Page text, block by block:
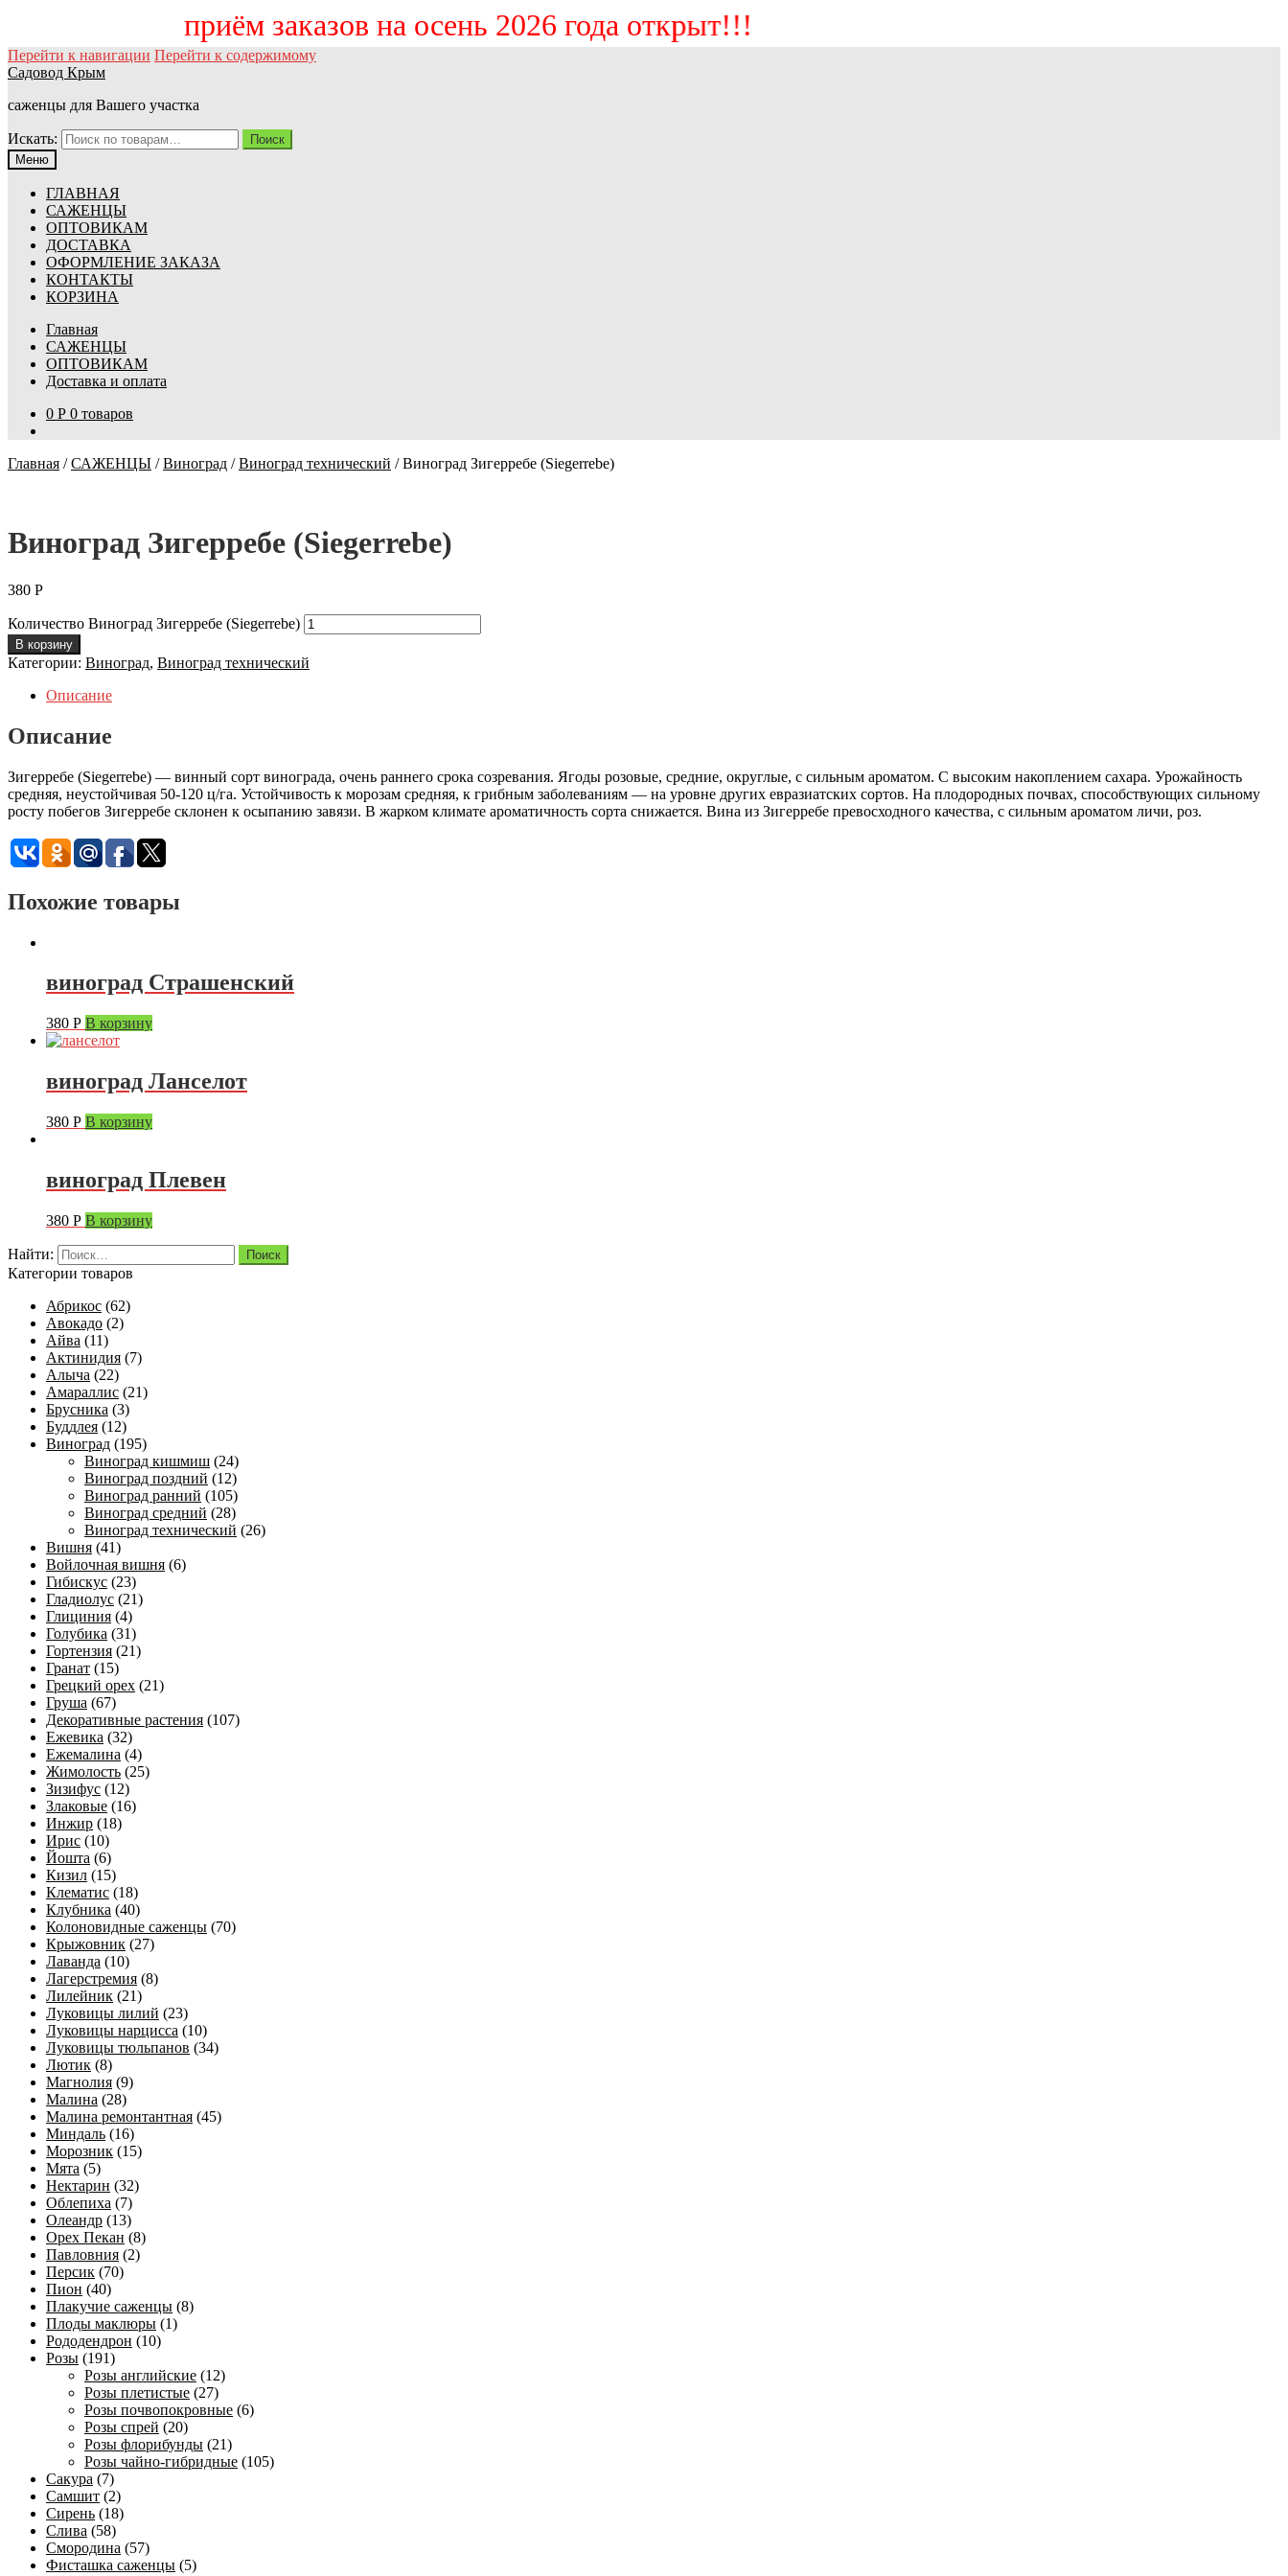
приём заказов на осень 2026 года открыт!!!
Перейти к навигации Перейти к содержимому
Садовод Крым
саженцы для Вашего участка
Искать:
Поиск
Меню
ГЛАВНАЯ
САЖЕНЦЫ
ОПТОВИКАМ
ДОСТАВКА
ОФОРМЛЕНИЕ ЗАКАЗА
КОНТАКТЫ
КОРЗИНА
Главная
САЖЕНЦЫ
ОПТОВИКАМ
Доставка и оплата
0 Р 0 товаров
Главная /САЖЕНЦЫ /Виноград /Виноград технический /Виноград Зигерребе (Siegerrebe)
Виноград Зигерребе (Siegerrebe)
380 Р
Количество Виноград Зигерребе (Siegerrebe)
В корзину
Категории: Виноград, Виноград технический
Описание
Описание
Зигерребе (Siegerrebe) — винный сорт винограда, очень раннего срока созревания. Ягоды розовые, средние, округлые, с сильным ароматом. С высоким накоплением сахара. Урожайность
средняя, неустойчивая 50-120 ц/га. Устойчивость к морозам средняя, к грибным заболеваниям — на уровне других евразиатских сортов. На плодородных почвах, способствующих сильному
росту побегов Зигерребе склонен к осыпанию завязи. В жарком климате ароматичность сорта снижается. Вина из Зигерребе превосходного качества, с сильным ароматом личи, роз.
Похожие товары
виноград Страшенский
380 Р В корзину
виноград Ланселот
380 Р В корзину
виноград Плевен
380 Р В корзину
Найти:
Категории товаров
Абрикос (62)
Авокадо (2)
Айва (11)
Актинидия (7)
Алыча (22)
Амараллис (21)
Брусника (3)
Буддлея (12)
Виноград (195)
Виноград кишмиш (24)
Виноград поздний (12)
Виноград ранний (105)
Виноград средний (28)
Виноград технический (26)
Вишня (41)
Войлочная вишня (6)
Гибискус (23)
Гладиолус (21)
Глициния (4)
Голубика (31)
Гортензия (21)
Гранат (15)
Грецкий орех (21)
Груша (67)
Декоративные растения (107)
Ежевика (32)
Ежемалина (4)
Жимолость (25)
Зизифус (12)
Злаковые (16)
Инжир (18)
Ирис (10)
Йошта (6)
Кизил (15)
Клематис (18)
Клубника (40)
Колоновидные саженцы (70)
Крыжовник (27)
Лаванда (10)
Лагерстремия (8)
Лилейник (21)
Луковицы лилий (23)
Луковицы нарцисса (10)
Луковицы тюльпанов (34)
Лютик (8)
Магнолия (9)
Малина (28)
Малина ремонтантная (45)
Миндаль (16)
Морозник (15)
Мята (5)
Нектарин (32)
Облепиха (7)
Олеандр (13)
Орех Пекан (8)
Павловния (2)
Персик (70)
Пион (40)
Плакучие саженцы (8)
Плоды маклюры (1)
Рододендрон (10)
Розы (191)
Розы английские (12)
Розы плетистые (27)
Розы почвопокровные (6)
Розы спрей (20)
Розы флорибунды (21)
Розы чайно-гибридные (105)
Сакура (7)
Самшит (2)
Сирень (18)
Слива (58)
Смородина (57)
Фисташка саженцы (5)